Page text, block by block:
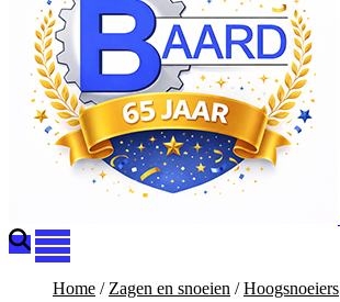
Home / Zagen en snoeien /Hoogsnoeiers